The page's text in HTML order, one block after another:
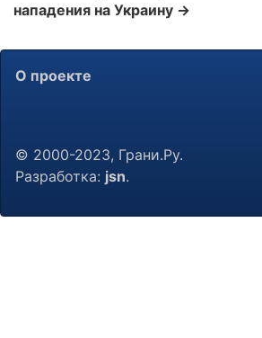
нападения на Украину →
О проекте
© 2000-2023, Грани.Ру.
Разработка: jsn.